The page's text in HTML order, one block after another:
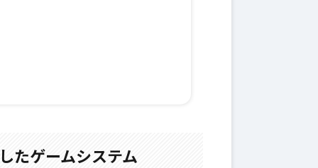
たゲームシステム